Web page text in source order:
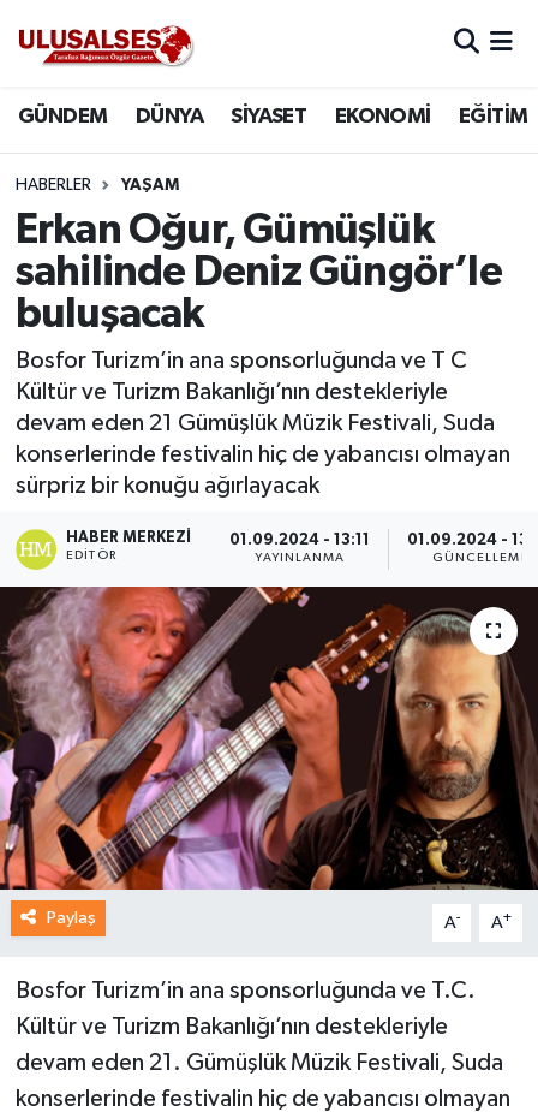
GÜNDEM DÜNYA SİYASET EKONOMİ EĞİTİM
HABERLER YAŞAM
Erkan Oğur, Gümüşlük
sahilinde Deniz Güngör’le
buluşacak
Bosfor Turizm’in ana sponsorluğunda ve T C
Kültür ve Turizm Bakanlığı’nın destekleriyle
devam eden 21 Gümüşlük Müzik Festivali, Suda
konserlerinde festivalin hiç de yabancısı olmayan
sürpriz bir konuğu ağırlayacak
HABER MERKEZI
EDITÖR
01.09.2024 - 13:11
YAYINLANMA
01.09.2024 -
GÜNCELLEME
Paylaş A- A+
Bosfor Turizm’in ana sponsorluğunda ve T.C.
Kültür ve Turizm Bakanlığı’nın destekleriyle
devam eden 21. Gümüşlük Müzik Festivali, Suda
konserlerinde festivalin hiç de yabancısı olmayan
DÜNYA
SİYASET
EKONOMİ
EĞİTİM
SAĞLIK
MAGAZİN
Trafik Durumu
Süper Lig Puan Durumu ve Fikstür
Tüm Manşetler
Son Dakika Haberleri
Haber Arşivi